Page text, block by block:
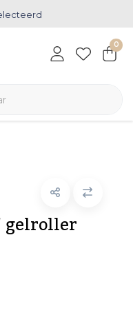
0
gelroller